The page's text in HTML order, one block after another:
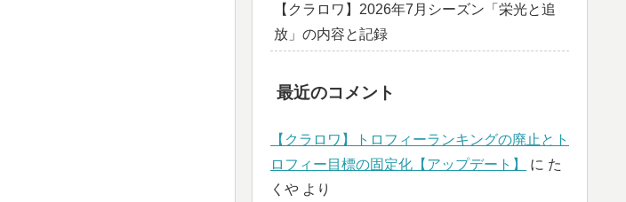
【クラロワ】2026年7月シーズン「栄光と追
放」の内容と記録
最近のコメント
【クラロワ】トロフィーランキングの廃止とト
ロフィー目標の固定化【アップデート】
に た
くや より